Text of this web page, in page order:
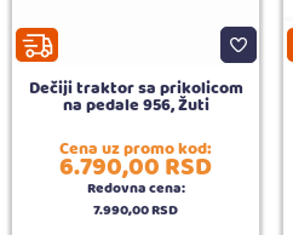
Dečiji traktor sa prikolicom
na pedale 956, Žuti
Cena uz promo kod:
6.790,00RSD
Redovna cena:
7.990,00RSD